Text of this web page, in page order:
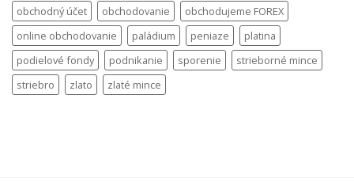
obchodný účet
obchodovanie
obchodujeme FOREX
online obchodovanie
paládium peniaze
platina
podielové fondy
podnikanie sporenie
strieborné mince
striebro
zlato zlaté mince